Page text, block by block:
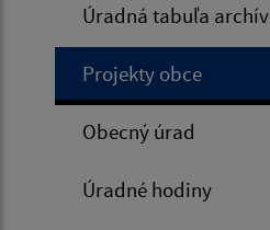
Úradná tabuľa archív
Projekty obce
Obecný úrad
Úradné hodiny